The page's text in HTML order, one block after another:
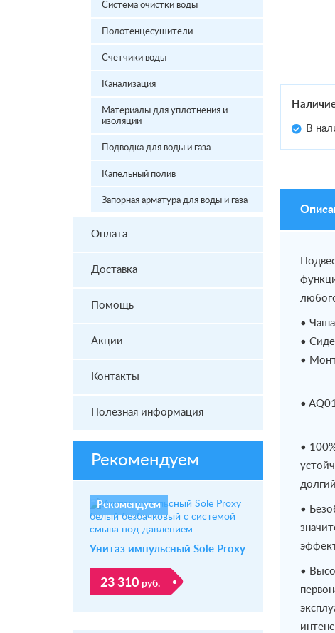
Система очистки воды
Полотенцесушители
Счетчики воды
Канализация
Материалы для уплотнения и
изоляции
Подводка для воды и газа
Капельный полив
Запорная арматура для воды и газа
Оплата
Доставка
Помощь
Акции
Контакты
Полезная информация
Рекомендуем
Рекомендуем
Унитаз импульсный Sole Proxy
23 310 руб.
В
• Чаша
•
•
•
•
•
•